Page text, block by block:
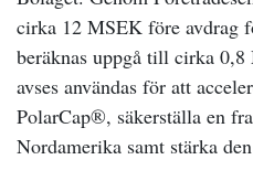
cirka 12 MSEK före avdrag
beräknas uppgå till cirka
avses användas för att
PolarCap®, säkerställa en
Nordamerika samt stärka